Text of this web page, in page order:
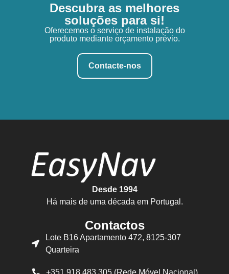
Descubra as melhores
soluções para si!
Oferecemos o serviço de instalação do
produto mediante orçamento prévio.
Contacte-nos
Desde 1994
Há mais de uma década em Portugal.
Contactos
Lote B16 Apartamento 472, 8125-307
Quarteira
+351 918 483 305 (Rede Móvel Nacional)